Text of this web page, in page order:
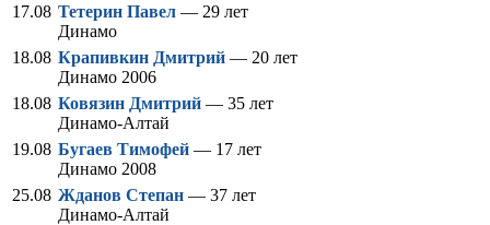
17.08 Тетерин Павел — 29 лет
Динамо
18.08 Крапивкин Дмитрий — 20 лет
Динамо 2006
18.08 Ковязин Дмитрий — 35 лет
Динамо-Алтай
19.08 Бугаев Тимофей — 17 лет
Динамо 2008
25.08 Жданов Степан — 37 лет
Динамо-Алтай